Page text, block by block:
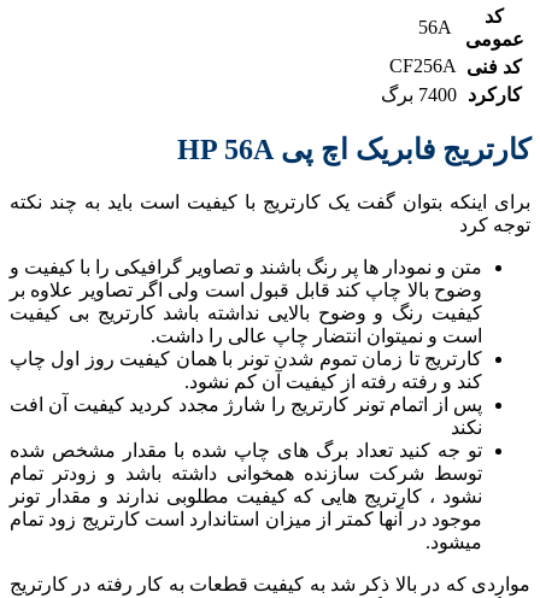
کد
عمومی
کد فنی
CF256A
کارکرد 7400 برگ
کارتریج فابریک اچ پی HP 56A
برای اینکه بتوان گفت یک کارتریج با کیفیت است باید به چند نکته
توجه کرد
متن و نمودار ها پر رنگ باشند و تصاویر گرافیکی را با کیفیت و
وضوح بالا چاپ کند قابل قبول است ولی اگر تصاویر علاوه بر
کیفیت رنگ و وضوح بالایی نداشته باشد کارتریج بی کیفیت
است و نمیتوان انتضار چاپ عالی را داشت.
کارتریج تا زمان تموم شدن تونر با همان کیفیت روز اول چاپ
کند و رفته رفته از کیفیت آن کم نشود.
پس از اتمام تونر کارتریج را شارژ مجدد کردید کیفیت آن افت
نکند
تو جه کنید تعداد برگ های چاپ شده با مقدار مشخص شده
توسط شرکت سازنده همخوانی داشته باشد و زودتر تمام
نشود ، کارتریج هایی که کیفیت مطلوبی ندارند و مقدار تونر
موجود در آنها کمتر از میزان استاندارد است کارتریج زود تمام
میشود.
مواردی که در بالا ذکر شد به کیفیت قطعات به کار رفته در کارتریج